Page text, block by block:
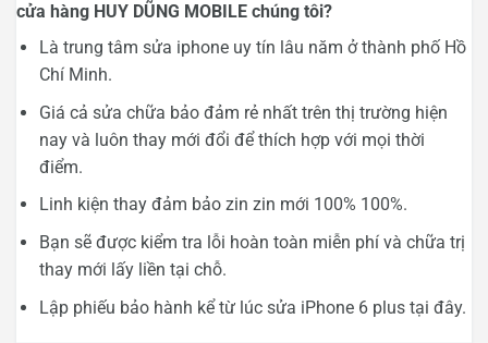
cửa hàng HUY DŨNG MOBILE chúng tôi?
Là trung tâm sửa iphone uy tín lâu năm ở thành phố Hồ
Chí Minh.
Giá cả sửa chữa bảo đảm rẻ nhất trên thị trường hiện
nay và luôn thay mới đổi để thích hợp với mọi thời
điểm.
Linh kiện thay đảm bảo zin zin mới 100% 100%.
Bạn sẽ được kiểm tra lỗi hoàn toàn miễn phí và chữa trị
thay mới lấy liền tại chỗ.
Lập phiếu bảo hành kể từ lúc sửa iPhone 6 plus tại đây.